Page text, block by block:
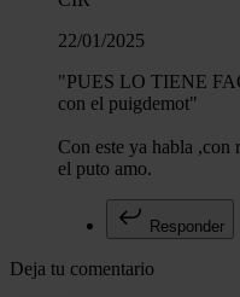
22/01/2025
"PUES LO TIENE
con el puigdemot"
Con este ya habla ,con
el puto amo.
Responder
Deja tu comentario